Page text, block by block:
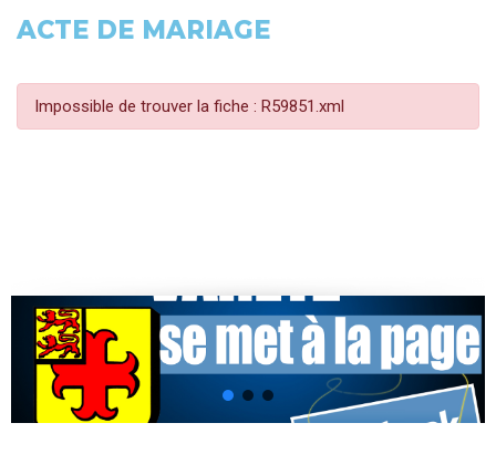
ACTE DE MARIAGE
Impossible de trouver la fiche : R59851.xml